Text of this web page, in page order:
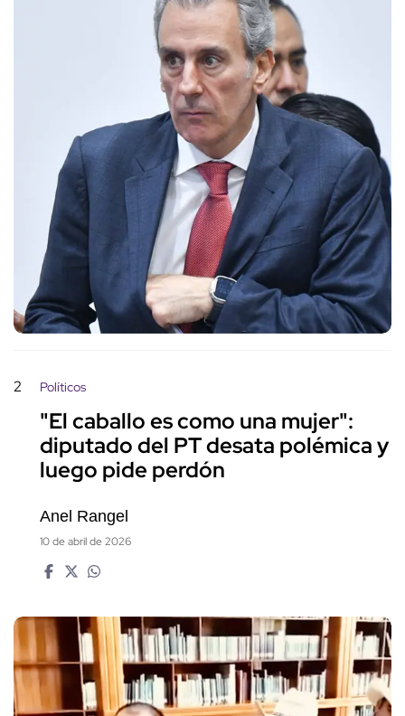
2 Políticos
"El caballo es como una mujer":
diputado del PT desata polémica y
luego pide perdón
Anel Rangel
10 de abril de 2026